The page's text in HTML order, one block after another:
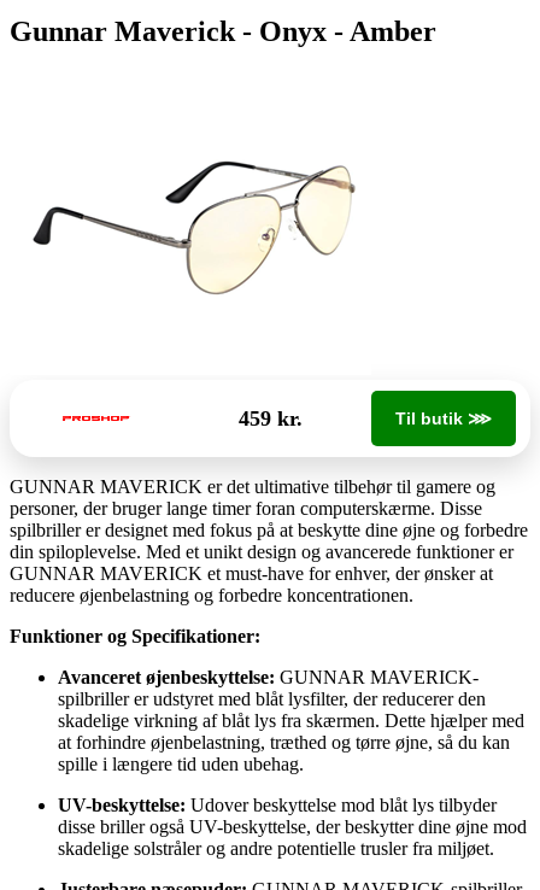
Gunnar Maverick - Onyx - Amber
459 kr. Til butik ⋙
GUNNAR MAVERICK er det ultimative tilbehør til gamere og
personer, der bruger lange timer foran computerskærme. Disse
spilbriller er designet med fokus på at beskytte dine øjne og forbedre
din spiloplevelse. Med et unikt design og avancerede funktioner er
GUNNAR MAVERICK et must-have for enhver, der ønsker at
reducere øjenbelastning og forbedre koncentrationen.
Funktioner og Specifikationer:
Avanceret øjenbeskyttelse: GUNNAR MAVERICK-
spilbriller er udstyret med blåt lysfilter, der reducerer den
skadelige virkning af blåt lys fra skærmen. Dette hjælper med
at forhindre øjenbelastning, træthed og tørre øjne, så du kan
spille i længere tid uden ubehag.
UV-beskyttelse: Udover beskyttelse mod blåt lys tilbyder
disse briller også UV-beskyttelse, der beskytter dine øjne mod
skadelige solstråler og andre potentielle trusler fra miljøet.